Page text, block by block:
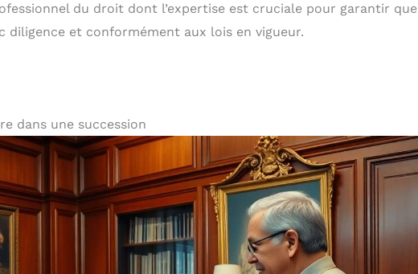
du droit dont l’expertise est cruciale pour garantir que
diligence et conformément aux lois en vigueur.
dans une succession